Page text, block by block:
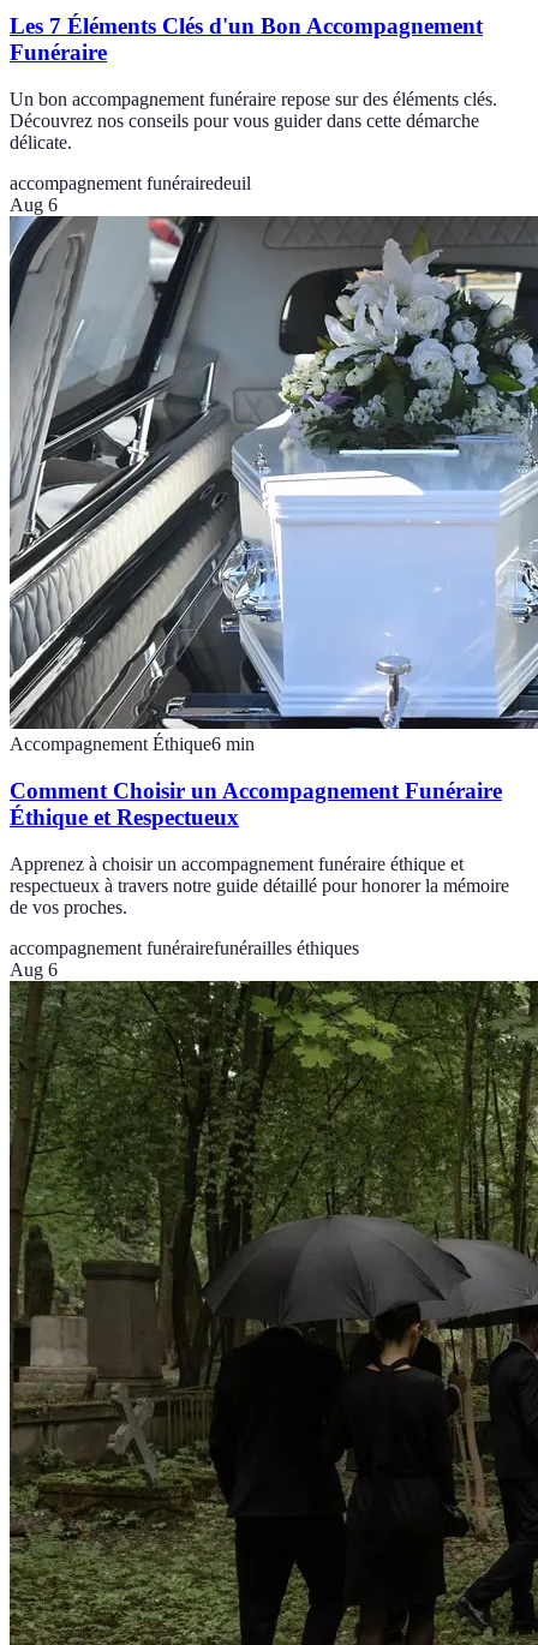
Les 7 Éléments Clés d'un Bon Accompagnement
Funéraire
Un bon accompagnement funéraire repose sur des éléments clés.
Découvrez nos conseils pour vous guider dans cette démarche
délicate.
accompagnement funérairedeuil
Aug 6
Accompagnement Éthique6 min
Comment Choisir un Accompagnement Funéraire
Éthique et Respectueux
Apprenez à choisir un accompagnement funéraire éthique et
respectueux à travers notre guide détaillé pour honorer la mémoire
de vos proches.
accompagnement funérairefunérailles éthiques
Aug 6